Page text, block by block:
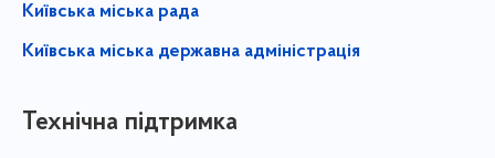
Київська міська рада
Київська міська державна адміністрація
Технічна підтримка